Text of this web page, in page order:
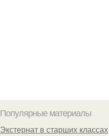
Популярные материалы
Экстернат в старших классах